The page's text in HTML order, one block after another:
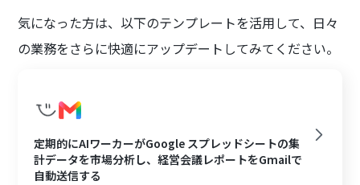
気になった方は、以下のテンプレートを活用して、日々
の業務をさらに快適にアップデートしてみてください。
定期的にAIワーカーがGoogle スプレッドシートの集
計データを市場分析し、経営会議レポートをGmailで
自動送信する